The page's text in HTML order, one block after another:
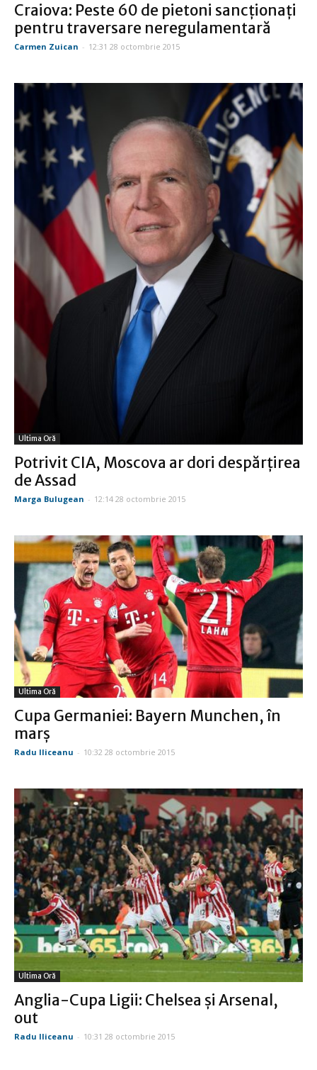
Craiova: Peste 60 de pietoni sancționați
pentru traversare neregulamentară
Carmen Zuican - 12:31 28 octombrie 2015
Ultima Oră
Potrivit CIA, Moscova ar dori despărţirea
de Assad
Marga Bulugean - 12:14 28 octombrie 2015
Ultima Oră
Cupa Germaniei: Bayern Munchen, în
marş
Radu Iliceanu - 10:32 28 octombrie 2015
Ultima Oră
Anglia-Cupa Ligii: Chelsea şi Arsenal,
out
Radu Iliceanu - 10:31 28 octombrie 2015